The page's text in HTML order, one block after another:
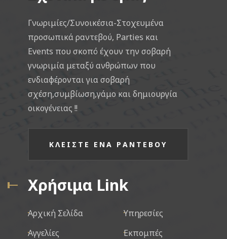
Γνωριμίες/Συνοικέσια-Στοχευμένα
προσωπικά ραντεβού, Parties και
Events που σκοπό έχουν την σοβαρή
γνωριμία μεταξύ ανθρώπων που
ενδιαφέρονται για σοβαρή
σχέση,συμβίωση,γάμο και δημιουργία
οικογένειας !!
ΚΛΕΙΣΤΕ ΕΝΑ ΡΑΝΤΕΒΟΥ
Χρήσιμα Link
Αρχική Σελίδα
Υπηρεσίες
Αγγελίες
Εκπομπές